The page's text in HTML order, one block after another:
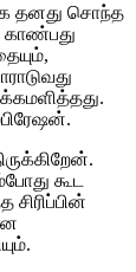
தனது சொந்த
காண்பது
கூட